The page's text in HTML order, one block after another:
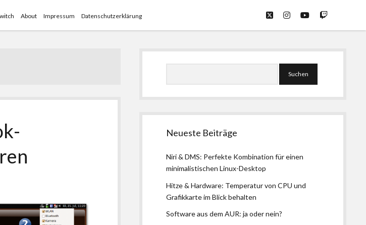
About Impressum Datenschutzerklärung twitterinstagram
youtubetwitch
Seitenleiste
Neueste Beiträge
Niri & DMS: Perfekte Kombination für einen
minimalistischen Linux-Desktop
Hitze & Hardware: Temperatur von CPU und
Grafikkarte im Blick behalten
Software aus dem AUR: ja oder nein?